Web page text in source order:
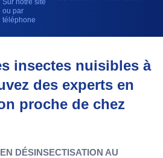
ou par
téléphone
insectes nuisibles à
des experts en
proche de chez
DÉSINSECTISATION AU